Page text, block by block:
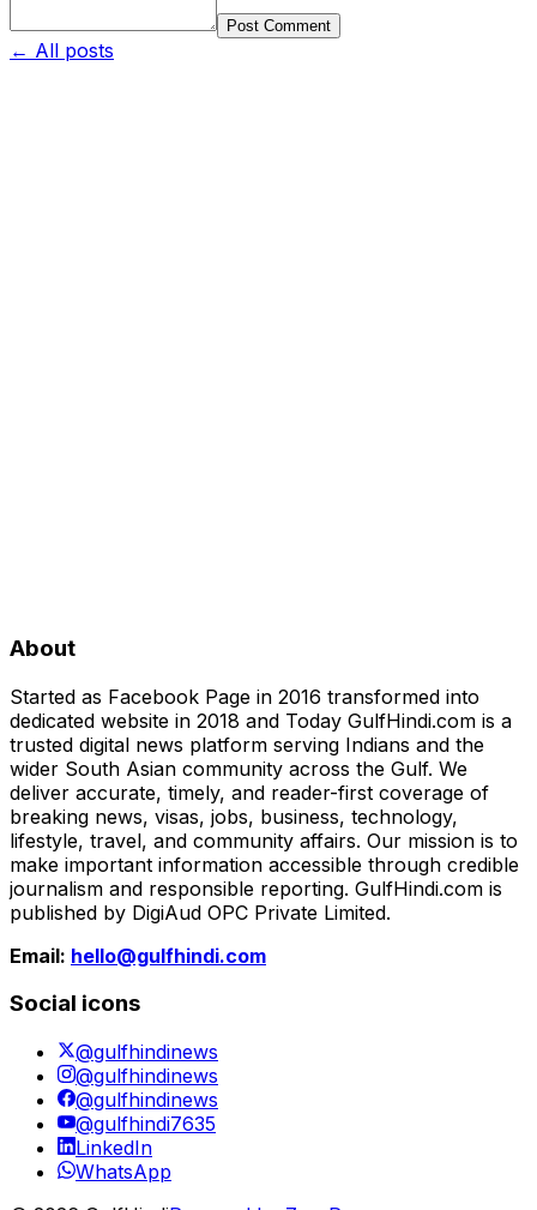
Post Comment
← All posts
About
Started as Facebook Page in 2016 transformed into
dedicated website in 2018 and Today GulfHindi.com is a
trusted digital news platform serving Indians and the
wider South Asian community across the Gulf. We
deliver accurate, timely, and reader-first coverage of
breaking news, visas, jobs, business, technology,
lifestyle, travel, and community affairs. Our mission is to
make important information accessible through credible
journalism and responsible reporting. GulfHindi.com is
published by DigiAud OPC Private Limited.
Email: hello@gulfhindi.com
Social icons
@gulfhindinews
@gulfhindinews
@gulfhindinews
@gulfhindi7635
LinkedIn
WhatsApp